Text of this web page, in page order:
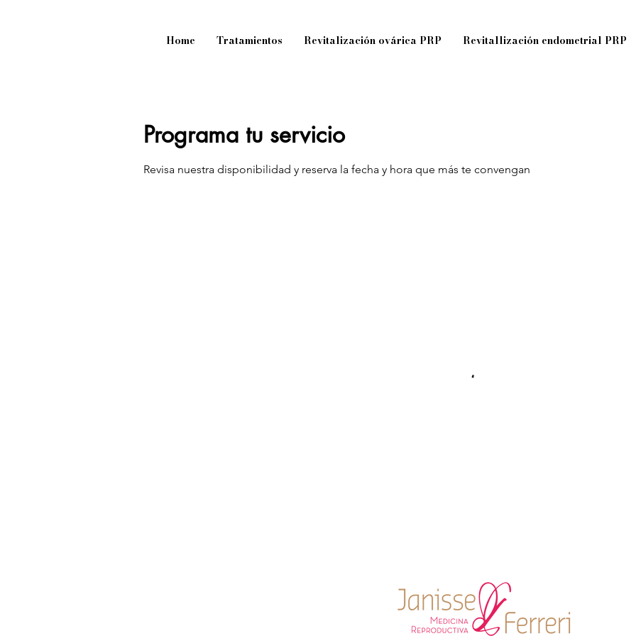
Home Tratamientos Revitalización ovárica PRP Revitallización endometrial PRP
Programa tu servicio
Revisa nuestra disponibilidad y reserva la fecha y hora que más te convengan